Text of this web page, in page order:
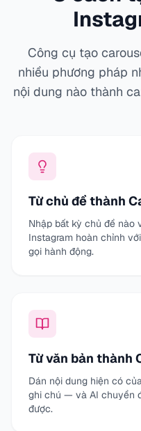
Công cụ tạo
nhiều phương pháp
nội dung nào thành
Từ chủ đề thành
Nhập bất kỳ chủ đề nào
Instagram hoàn chỉnh
gọi hành động.
Từ văn bản thành
Dán nội dung hiện có
ghi chú — và AI chuyển
được.